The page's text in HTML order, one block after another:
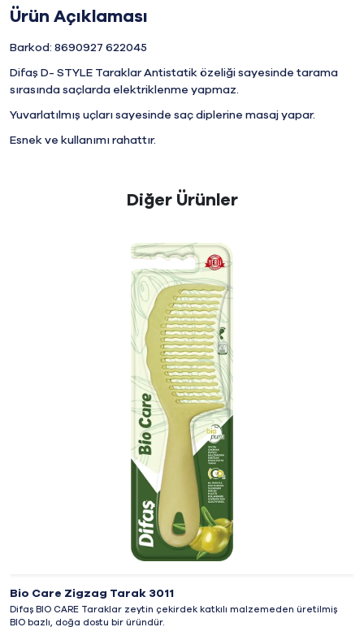
Ürün Açıklaması
Barkod: 8690927 622045
Difaş D- STYLE Taraklar Antistatik özeliği sayesinde tarama
sırasında saçlarda elektriklenme yapmaz.
Yuvarlatılmış uçları sayesinde saç diplerine masaj yapar.
Esnek ve kullanımı rahattır.
Diğer Ürünler
Bio Care Zigzag Tarak 3011
Difaş BIO CARE Taraklar zeytin çekirdek katkılı malzemeden üretilmiş
BIO bazlı, doğa dostu bir üründür.